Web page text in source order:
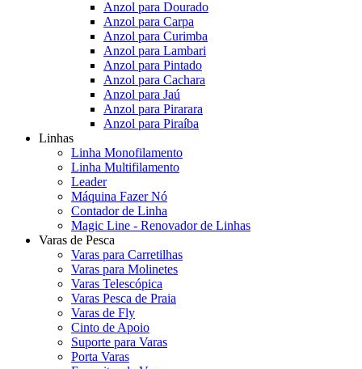
Anzol para Dourado
Anzol para Carpa
Anzol para Curimba
Anzol para Lambari
Anzol para Pintado
Anzol para Cachara
Anzol para Jaú
Anzol para Pirarara
Anzol para Piraíba
Linhas
Linha Monofilamento
Linha Multifilamento
Leader
Máquina Fazer Nó
Contador de Linha
Magic Line - Renovador de Linhas
Varas de Pesca
Varas para Carretilhas
Varas para Molinetes
Varas Telescópica
Varas Pesca de Praia
Varas de Fly
Cinto de Apoio
Suporte para Varas
Porta Varas